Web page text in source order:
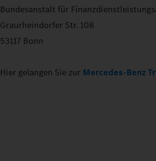
Bundesanstalt für
Graurheindorfer Str. 108
53117 Bonn
Hier gelangen Sie zur Mercedes-Benz